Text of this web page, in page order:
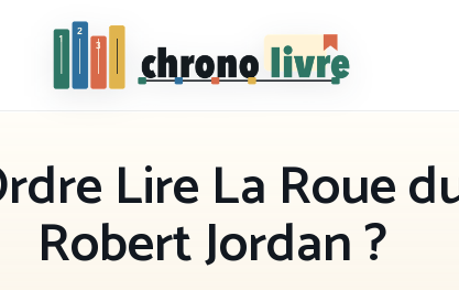
Chronolivre
Lire La Roue
Robert Jordan ?